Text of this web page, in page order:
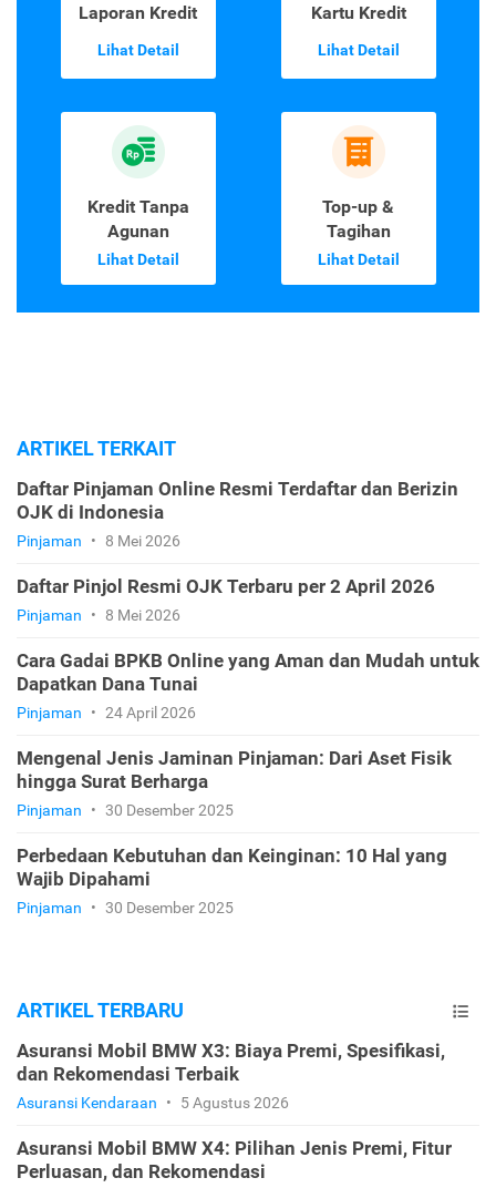
Laporan Kredit
Lihat Detail
Kartu Kredit
Lihat Detail
Kredit Tanpa
Agunan
Lihat Detail
Top-up &
Tagihan
Lihat Detail
ARTIKEL TERKAIT
Daftar Pinjaman Online Resmi Terdaftar dan Berizin
OJK di Indonesia
Pinjaman • 8 Mei 2026
Daftar Pinjol Resmi OJK Terbaru per 2 April 2026
Pinjaman • 8 Mei 2026
Cara Gadai BPKB Online yang Aman dan Mudah untuk
Dapatkan Dana Tunai
Pinjaman • 24 April 2026
Mengenal Jenis Jaminan Pinjaman: Dari Aset Fisik
hingga Surat Berharga
Pinjaman • 30 Desember 2025
Perbedaan Kebutuhan dan Keinginan: 10 Hal yang
Wajib Dipahami
Pinjaman • 30 Desember 2025
ARTIKEL TERBARU
Asuransi Mobil BMW X3: Biaya Premi, Spesifikasi,
dan Rekomendasi Terbaik
Asuransi Kendaraan • 5 Agustus 2026
Asuransi Mobil BMW X4: Pilihan Jenis Premi, Fitur
Perluasan, dan Rekomendasi